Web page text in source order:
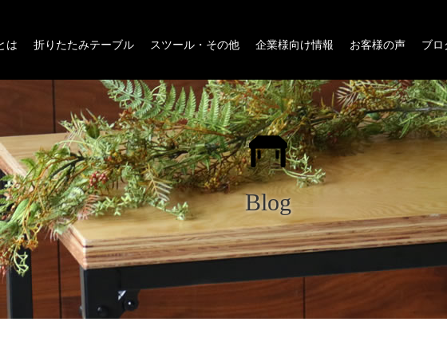
は 折りたたみテーブル スツール・その他 企業様向け情報 お客様の声 ブロ
Blog